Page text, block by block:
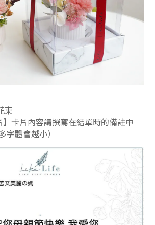
束
】卡片內容請撰寫在結單時的備註中
字體會越小）